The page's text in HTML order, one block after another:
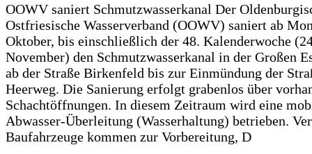
OOWV saniert Schmutzwasserkanal Der
Ostfriesische Wasserverband (OOWV) saniert ab
Oktober, bis einschließlich der 48. Kalenderwoche
November) den Schmutzwasserkanal in der Großen
ab der Straße Birkenfeld bis zur Einmündung der
Heerweg. Die Sanierung erfolgt grabenlos über
Schachtöffnungen. In diesem Zeitraum wird eine
Abwasser-Überleitung (Wasserhaltung) betrieben.
Baufahrzeuge kommen zur Vorbereitung, D